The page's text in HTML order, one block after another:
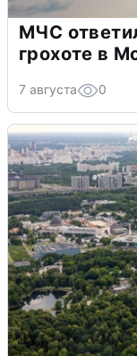
МЧС
грохоте в
7 августа 0